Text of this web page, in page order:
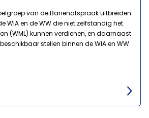
van de Banenafspraak uitbreiden
WIA en de WW die niet zelfstandig het
(WML) kunnen verdienen, en daarnaast
stellen binnen de WIA en WW.